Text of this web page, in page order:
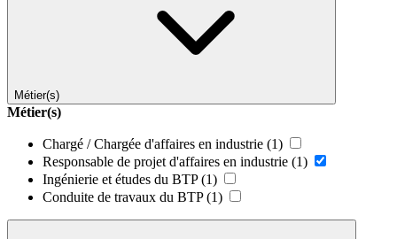
Métier(s)
Métier(s)
Chargé / Chargée d'affaires en industrie (1)
Responsable de projet d'affaires en industrie (1)
Ingénierie et études du BTP (1)
Conduite de travaux du BTP (1)